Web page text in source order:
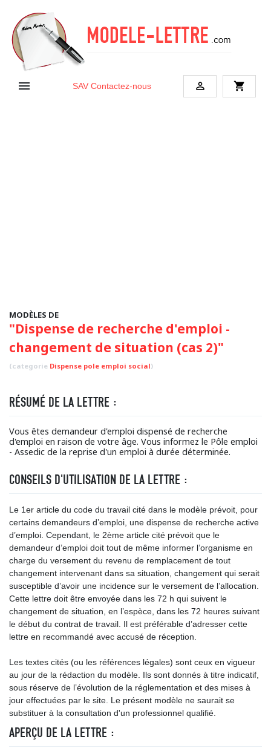
 SAV Contactez-nous  shopping_cart
MODÈLES DE
"Dispense de recherche d'emploi -
changement de situation (cas 2)"
(categorie Dispense pole emploi social)
RÉSUMÉ DE LA LETTRE :
Vous êtes demandeur d'emploi dispensé de recherche
d'emploi en raison de votre âge. Vous informez le Pôle emploi
- Assedic de la reprise d'un emploi à durée déterminée.
CONSEILS D'UTILISATION DE LA LETTRE :
Le 1er article du code du travail cité dans le modèle prévoit, pour
certains demandeurs d’emploi, une dispense de recherche active
d’emploi. Cependant, le 2ème article cité prévoit que le
demandeur d’emploi doit tout de même informer l’organisme en
charge du versement du revenu de remplacement de tout
changement intervenant dans sa situation, changement qui serait
susceptible d’avoir une incidence sur le versement de l’allocation.
Cette lettre doit être envoyée dans les 72 h qui suivent le
changement de situation, en l’espèce, dans les 72 heures suivant
le début du contrat de travail. Il est préférable d’adresser cette
lettre en recommandé avec accusé de réception.
Les textes cités (ou les références légales) sont ceux en vigueur
au jour de la rédaction du modèle. Ils sont donnés à titre indicatif,
sous réserve de l’évolution de la réglementation et des mises à
jour effectuées par le site. Le présent modèle ne saurait se
substituer à la consultation d'un professionnel qualifié.
APERÇU DE LA LETTRE :